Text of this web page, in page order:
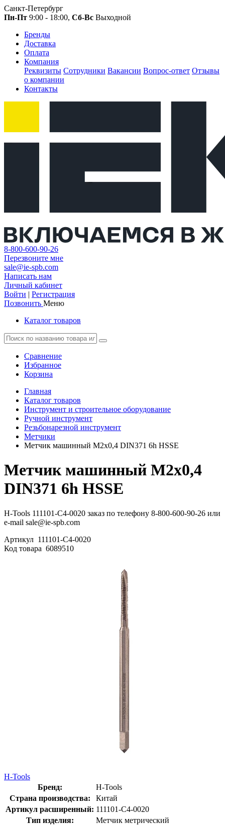
Санкт-Петербург
Пн-Пт 9:00 - 18:00, Сб-Вс Выходной
Бренды
Доставка
Оплата
Компания
Реквизиты Сотрудники Вакансии Вопрос-ответ Отзывы
о компании
Контакты
8-800-600-90-26
Перезвоните мне
sale@ie-spb.com
Написать нам
Личный кабинет
Войти | Регистрация
Позвонить Меню
Каталог товаров
Сравнение
Избранное
Корзина
Главная
Каталог товаров
Инструмент и строительное оборудование
Ручной инструмент
Резьбонарезной инструмент
Метчики
Метчик машинный М2х0,4 DIN371 6h HSSE
Метчик машинный М2х0,4
DIN371 6h HSSE
H-Tools 111101-C4-0020 заказ по телефону 8-800-600-90-26 или
e-mail sale@ie-spb.com
Артикул 111101-C4-0020
Код товара 6089510
H-Tools
Бренд:
H-Tools
Страна производства:
Китай
Артикул расширенный: 111101-C4-0020
Тип изделия:
Метчик метрический